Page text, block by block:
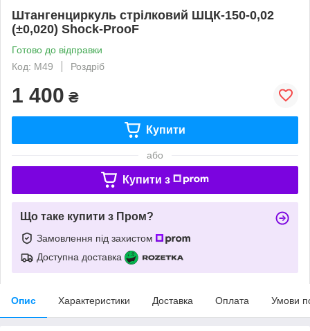
Штангенциркуль стрілковий ШЦК-150-0,02
(±0,020) Shock-ProoF
Готово до відправки
Код: M49
Роздріб
1 400 ₴
Купити
або
Купити з
Що таке купити з Пром?
Замовлення під захистом
Доступна доставка
Опис Характеристики Доставка Оплата Умови